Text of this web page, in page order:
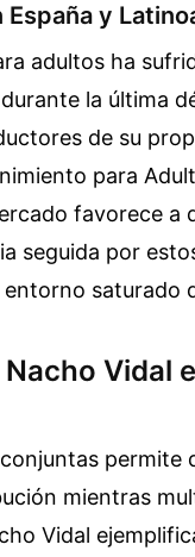
y
adultos ha
la última
de su
para
favorece a
seguida por
saturado
Vidal
permite
mientras
Vidal